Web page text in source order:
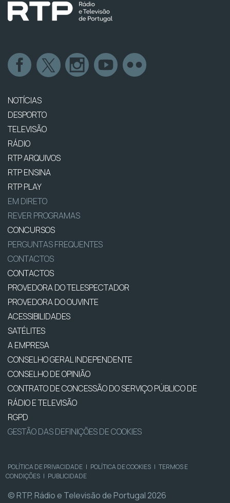
NOTÍCIAS
DESPORTO
TELEVISÃO
RÁDIO
RTP ARQUIVOS
RTP ENSINA
RTP PLAY
EM DIRETO
REVER PROGRAMAS
CONCURSOS
PERGUNTAS FREQUENTES
CONTACTOS
CONTACTOS
PROVEDORA DO TELESPECTADOR
PROVEDORA DO OUVINTE
ACESSIBILIDADES
SATÉLITES
A EMPRESA
CONSELHO GERAL INDEPENDENTE
CONSELHO DE OPINIÃO
CONTRATO DE CONCESSÃO DO SERVIÇO PÚBLICO DE
RÁDIO E TELEVISÃO
RGPD
GESTÃO DAS DEFINIÇÕES DE COOKIES
POLÍTICA DE PRIVACIDADE | POLÍTICA DE COOKIES | TERMOS E
CONDIÇÕES | PUBLICIDADE
© RTP, Rádio e Televisão de Portugal 2026